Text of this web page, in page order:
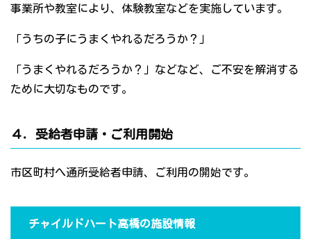
事業所や教室により、体験教室などを実施しています。
「うちの子にうまくやれるだろうか？」
「うまくやれるだろうか？」などなど、ご不安を解消する
ために大切なものです。
４．受給者申請・ご利用開始
市区町村へ通所受給者申請、ご利用の開始です。
チャイルドハート高橋の施設情報